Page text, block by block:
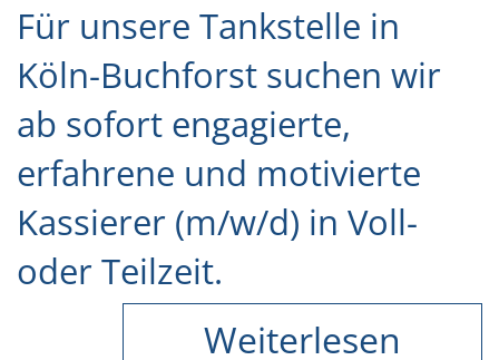
Für unsere Tankstelle in
Köln-Buchforst suchen wir
ab sofort engagierte,
erfahrene und motivierte
Kassierer (m/w/d) in Voll-
oder Teilzeit.
Weiterlesen